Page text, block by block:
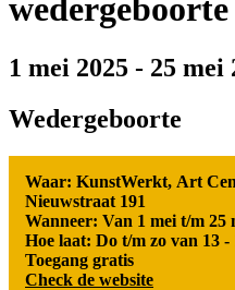
wedergeboorte
1 mei 2025 - 25 mei
Wedergeboorte
Waar: KunstWerkt, Art
Nieuwstraat 191
Wanneer: Van 1 mei t/m 25
Hoe laat: Do t/m zo van 13 -
Toegang gratis
Check de website